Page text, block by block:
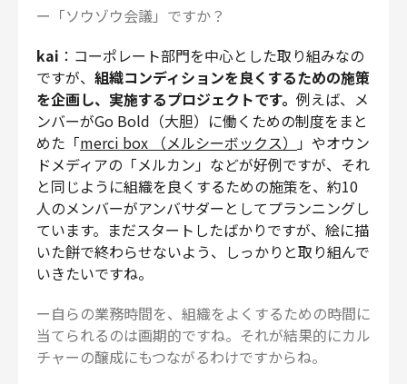
ー「ソウゾウ会議」ですか？
kai ：コーポレート部門を中心とした取り組みなの
ですが、 組織コンディションを良くするための施策
を企画し、実施するプロジェクトです。 例えば、メ
ンバーがGo Bold（大胆）に働くための制度をまと
めた「merci box （メルシーボックス）
」やオウン
ドメディアの「メルカン」などが好例ですが、それ
と同じように組織を良くするための施策を、約10
人のメンバーがアンバサダーとしてプランニングし
ています。まだスタートしたばかりですが、絵に描
いた餅で終わらせないよう、しっかりと取り組んで
いきたいですね。
ー自らの業務時間を、組織をよくするための時間に
当てられるのは画期的ですね。それが結果的にカル
チャーの醸成にもつながるわけですからね。